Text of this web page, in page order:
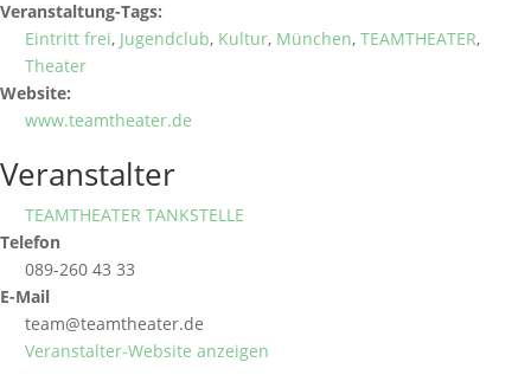
Veranstaltung-Tags:
Eintritt frei, Jugendclub, Kultur, München, TEAMTHEATER,
Theater
Website:
www.teamtheater.de
Veranstalter
TEAMTHEATER TANKSTELLE
Telefon
089-260 43 33
E-Mail
team@teamtheater.de
Veranstalter-Website anzeigen